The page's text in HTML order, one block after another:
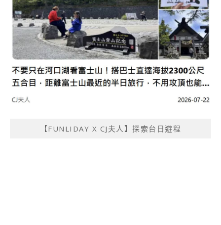
【FUNLIDAY X CJ夫人】探索台日遊程